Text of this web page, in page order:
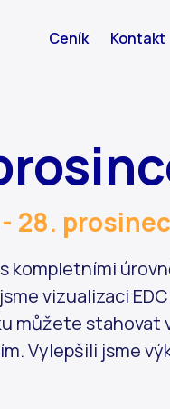
Ceník Kontakt
28.
kompletními
vizualizaci
můžete
Vylepšili jsme